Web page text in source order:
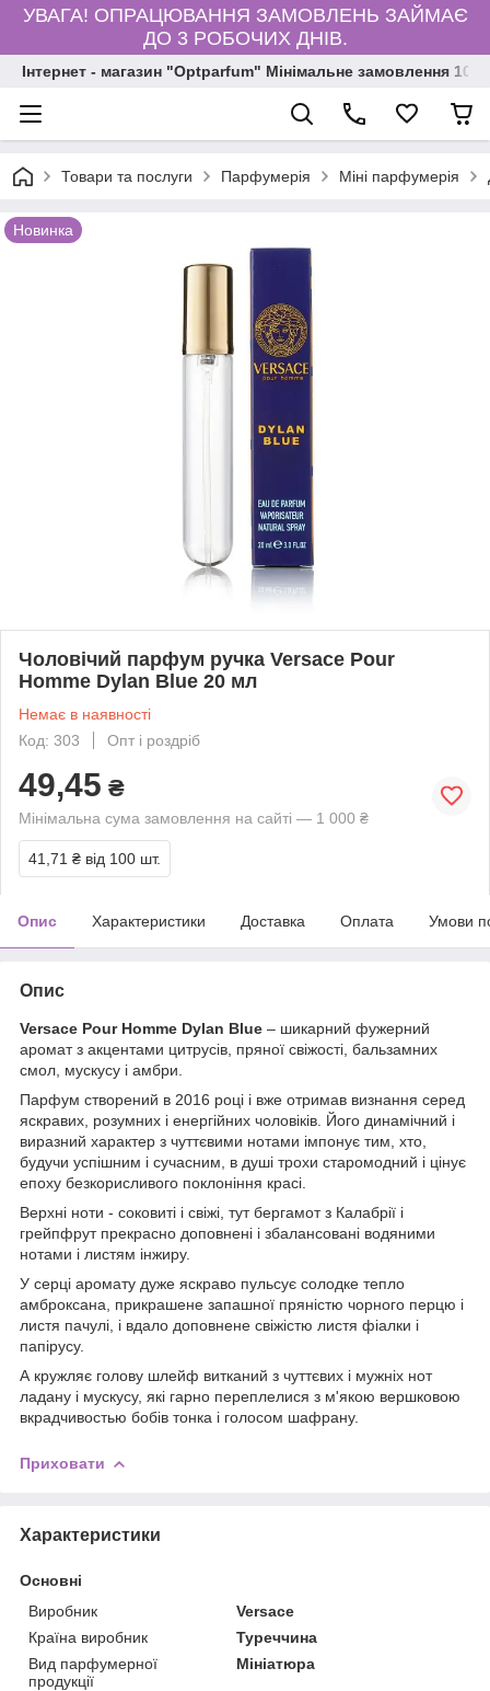
УВАГА! ОПРАЦЮВАННЯ ЗАМОВЛЕНЬ ЗАЙМАЄ
ДО 3 РОБОЧИХ ДНІВ.
Інтернет - магазин "Optparfum" Мінімальне замовлення
Товари та послуги Парфумерія Міні парфумерія
Новинка
Чоловічий парфум ручка Versace Pour
Homme Dylan Blue 20 мл
Немає в наявності
Код: 303
Опт і роздріб
49,45 ₴
Мінімальна сума замовлення на сайті — 1 000 ₴
41,71 ₴ від 100 шт.
Опис Характеристики Доставка Оплата Умови
Опис
Versace Pour Homme Dylan Blue – шикарний фужерний
аромат з акцентами цитрусів, пряної свіжості, бальзамних
смол, мускусу і амбри.
Парфум створений в 2016 році і вже отримав визнання серед
яскравих, розумних і енергійних чоловіків. Його динамічний і
виразний характер з чуттєвими нотами імпонує тим, хто,
будучи успішним і сучасним, в душі трохи старомодний і цінує
епоху безкорисливого поклоніння красі.
Верхні ноти - соковиті і свіжі, тут бергамот з Калабрії і
грейпфрут прекрасно доповнені і збалансовані водяними
нотами і листям інжиру.
У серці аромату дуже яскраво пульсує солодке тепло
амброксана, прикрашене запашної пряністю чорного перцю і
листя пачулі, і вдало доповнене свіжістю листя фіалки і
папірусу.
А кружляє голову шлейф витканий з чуттєвих і мужніх нот
ладану і мускусу, які гарно переплелися з м'якою вершковою
вкрадчивостью бобів тонка і голосом шафрану.
Приховати
Характеристики
Основні
Виробник
Versace
Країна виробник
Туреччина
Вид парфумерної
продукції
Мініатюра